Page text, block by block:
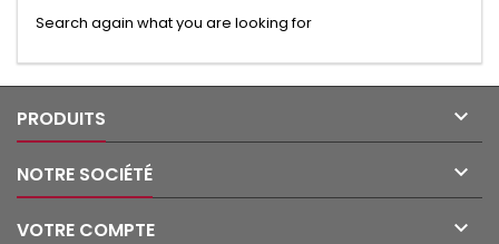
Search again what you are looking for
PRODUITS 
NOTRE SOCIÉTÉ 
VOTRE COMPTE 